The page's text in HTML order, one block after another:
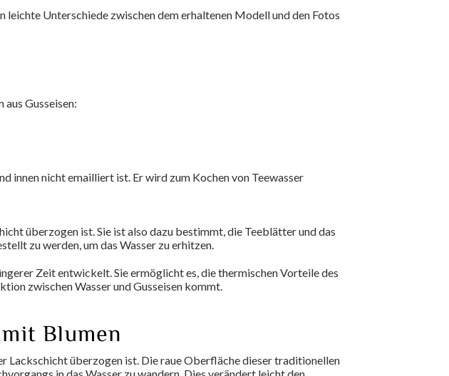
Unterschiede zwischen dem erhaltenen Modell und den Fotos
Gusseisen:
innen nicht emailliert ist. Er wird zum Kochen von Teewasser
überzogen ist. Sie ist also dazu bestimmt, die Teeblätter und das
zu werden, um das Wasser zu erhitzen.
Zeit entwickelt. Sie ermöglicht es, die thermischen Vorteile des
zwischen Wasser und Gusseisen kommt.
Blumen
Lackschicht überzogen ist. Die raue Oberfläche dieser traditionellen